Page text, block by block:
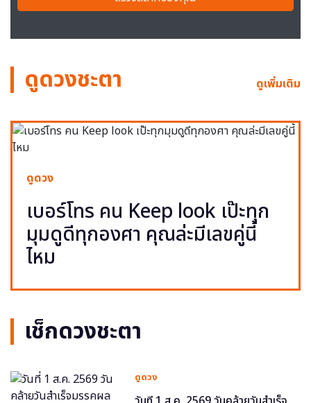
ดูดวงชะตา ดูเพิ่มเติม
ดูดวง
เบอร์โทร คน Keep look เป๊ะทุก
มุมดูดีทุกองศา คุณล่ะมีเลขคู่นี้
ไหม
เช็กดวงชะตา
ดูดวง